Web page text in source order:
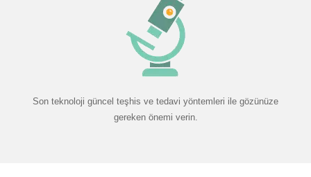
Son teknoloji güncel teşhis ve tedavi yöntemleri ile gözünüze
gereken önemi verin.